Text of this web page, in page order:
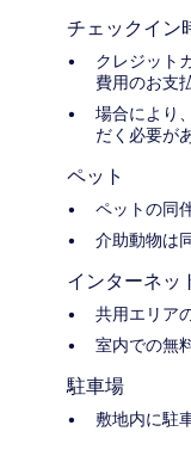
チェックイン
クレジット
費用のお支
場合により
だく必要が
ペット
ペットの同
介助動物は
インターネッ
共用エリア
室内での無
駐車場
敷地内に駐